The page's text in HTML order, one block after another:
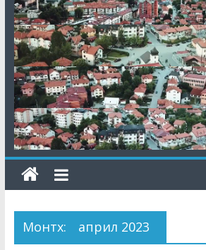
кроз мјеру “Програм прераде
“ за 2026.годину
Монтх: април 2023